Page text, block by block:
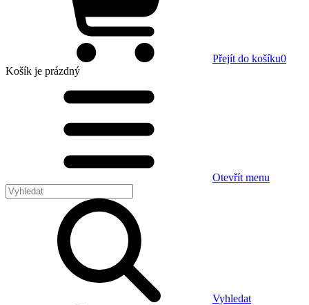
Přejít do košíku0
Košík je prázdný
Otevřít menu
Vyhledat